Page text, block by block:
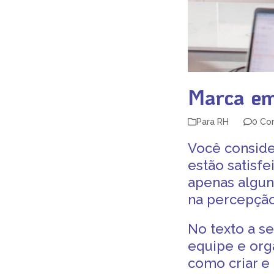
Marca
Para RH 0
Você
estão
apenas
na
No texto a
equipe e
como criar e